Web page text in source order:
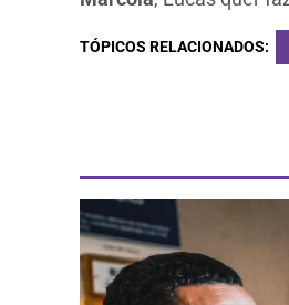
TÓPICOS RELACIONADOS: